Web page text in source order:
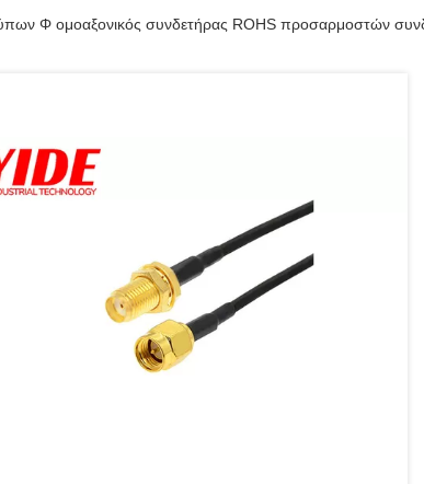
Φ ομοαξονικός συνδετήρας ROHS προσαρμοστών